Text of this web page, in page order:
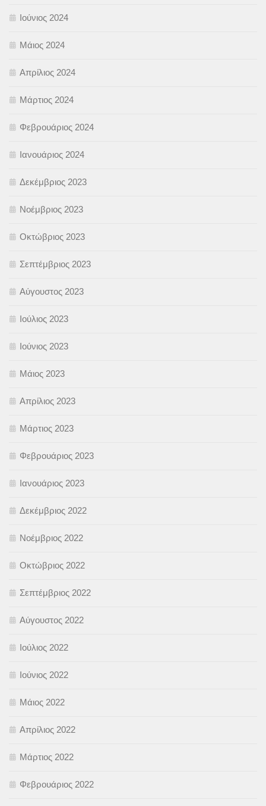
Ιούνιος 2024
Μάιος 2024
Απρίλιος 2024
Μάρτιος 2024
Φεβρουάριος 2024
Ιανουάριος 2024
Δεκέμβριος 2023
Νοέμβριος 2023
Οκτώβριος 2023
Σεπτέμβριος 2023
Αύγουστος 2023
Ιούλιος 2023
Ιούνιος 2023
Μάιος 2023
Απρίλιος 2023
Μάρτιος 2023
Φεβρουάριος 2023
Ιανουάριος 2023
Δεκέμβριος 2022
Νοέμβριος 2022
Οκτώβριος 2022
Σεπτέμβριος 2022
Αύγουστος 2022
Ιούλιος 2022
Ιούνιος 2022
Μάιος 2022
Απρίλιος 2022
Μάρτιος 2022
Φεβρουάριος 2022